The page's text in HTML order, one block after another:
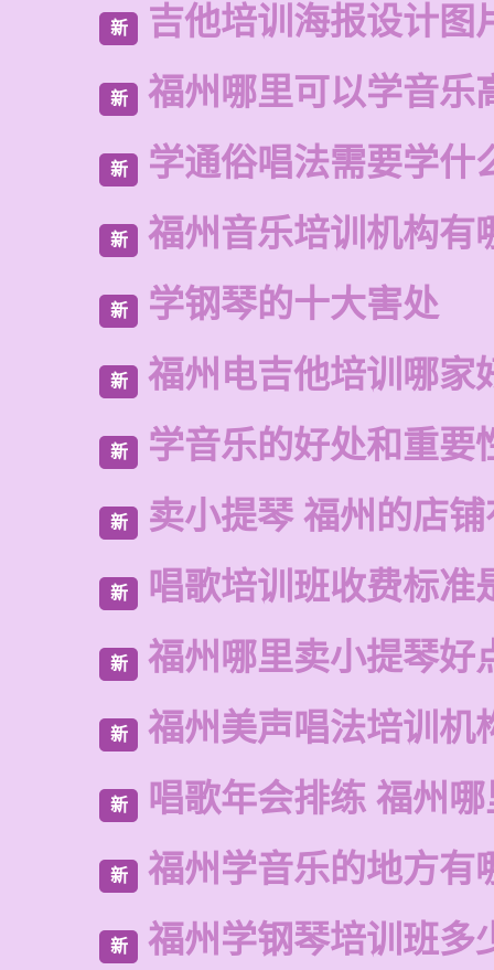
新 吉他培训海报设计图
新 福州哪里可以学音乐
新 学通俗唱法需要学什
新 福州音乐培训机构有
新 学钢琴的十大害处
新 福州电吉他培训哪家
新 学音乐的好处和重要
新 卖小提琴 福州的店
新 唱歌培训班收费标准
新 福州哪里卖小提琴好
新 福州美声唱法培训机
新 唱歌年会排练 福州
新 福州学音乐的地方有
新 福州学钢琴培训班多